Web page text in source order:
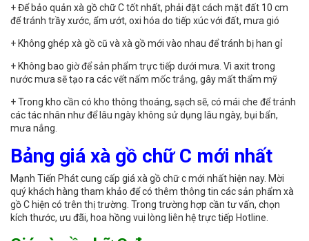
+ Để bảo quản xà gồ chữ C tốt nhất, phải đặt cách mặt đất 10 cm
để tránh trầy xước, ẩm ướt, oxi hóa do tiếp xúc với đất, mưa gió
+ Không ghép xà gồ cũ và xà gồ mới vào nhau để tránh bị han gỉ
+ Không bao giờ để sản phẩm trực tiếp dưới mưa. Vì axit trong
nước mưa sẽ tạo ra các vết nấm mốc trắng, gây mất thẩm mỹ
+ Trong kho cần có kho thông thoáng, sạch sẽ, có mái che để tránh
các tác nhân như để lâu ngày không sử dụng lâu ngày, bụi bẩn,
mưa nắng.
Bảng giá xà gồ chữ C mới nhất
Mạnh Tiến Phát cung cấp giá xà gồ chữ c mới nhất hiện nay. Mời
quý khách hàng tham khảo để có thêm thông tin các sản phẩm xà
gồ C hiện có trên thị trường. Trong trường hợp cần tư vấn, chọn
kích thước, ưu đãi, hoa hồng vui lòng liên hệ trực tiếp Hotline.